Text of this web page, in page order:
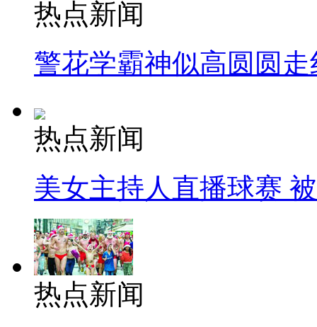
热点新闻
警花学霸神似高圆圆走
热点新闻
美女主持人直播球赛
热点新闻